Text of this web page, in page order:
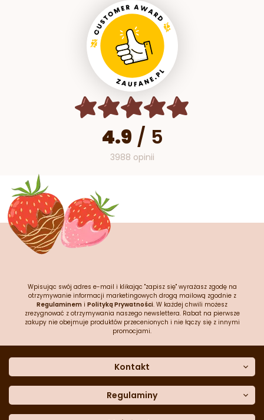
4.9 / 5
3988 opinii
Wpisując swój adres e-mail i klikając "zapisz się" wyrażasz zgodę na
otrzymywanie informacji marketingowych drogą mailową zgodnie z
Regulaminem i Polityką Prywatności. W każdej chwili możesz
zrezygnować z otrzymywania naszego newslettera. Rabat na pierwsze
zakupy nie obejmuje produktów przecenionych i nie łączy się z innymi
promocjami.
Kontakt
Dane kontaktowe
Często zadawane pytania
Regulaminy